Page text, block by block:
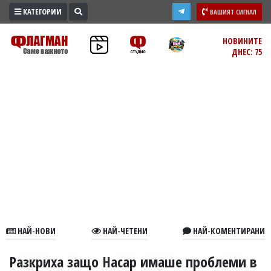
ПРОМО
ЗОНА
В
КАТЕГОРИИ ВАШИЯТ СИГНАЛ
НОВИНИТЕ
ДНЕС: 75
НАЙ-НОВИ НАЙ-ЧЕТЕНИ НАЙ-КОМЕНТИРАНИ
Разкриха защо Насар имаше проблеми в